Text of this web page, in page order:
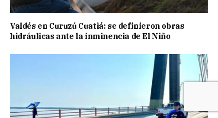
Valdés en Curuzú Cuatiá: se definieron obras
hidráulicas ante la inminencia de El Niño